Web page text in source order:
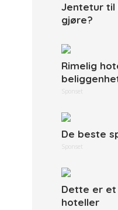
Jentetur til
gjøre?
Rimelig
Sponset
De beste
Sponset
Dette er et
hoteller